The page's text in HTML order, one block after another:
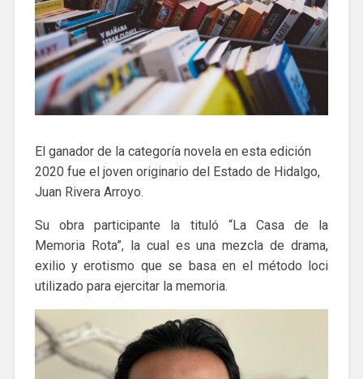
El ganador de la categoría novela en esta edición
2020 fue el joven originario del Estado de Hidalgo,
Juan Rivera Arroyo.
Su obra participante la tituló “La Casa de la
Memoria Rota”, la cual es una mezcla de drama,
exilio y erotismo que se basa en el método loci
utilizado para ejercitar la memoria.